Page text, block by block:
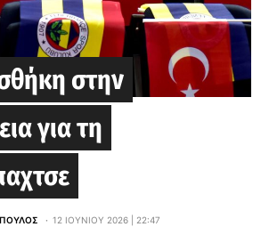
στην
για τη
12 ΙΟΥΝΊΟΥ 2026 | 22:47